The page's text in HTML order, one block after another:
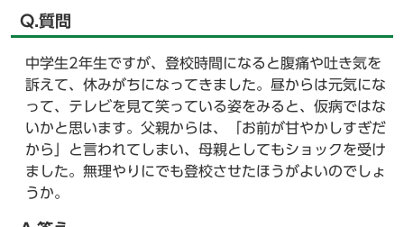
Q.質問
中学生2年生ですが、登校時間になると腹痛や吐き気を
訴えて、休みがちになってきました。昼からは元気にな
って、テレビを見て笑っている姿をみると、仮病ではな
いかと思います。父親からは、「お前が甘やかしすぎだ
から」と言われてしまい、母親としてもショックを受け
ました。無理やりにでも登校させたほうがよいのでしょ
うか。